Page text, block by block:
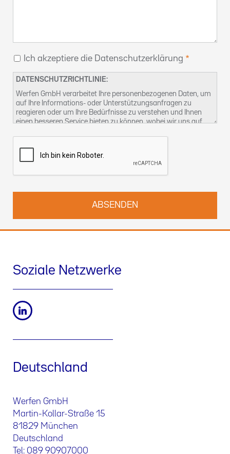
Ich akzeptiere die Datenschutzerklärung
DATENSCHUTZRICHTLINIE:
Werfen GmbH verarbeitet Ihre personenbezogenen Daten, um
auf Ihre Informations- oder Unterstützungsanfragen zu
reagieren oder um Ihre Bedürfnisse zu verstehen und Ihnen
einen besseren Service bieten zu können, wobei wir uns auf
ausüben können, finden Sie in unserer
Sie können uns auch unterkontact-dsb@althammer-kill.de
Soziale Netzwerke
Deutschland
Werfen GmbH
Martin-Kollar-Straße 15
81829 München
Deutschland
Tel: 089 90907000